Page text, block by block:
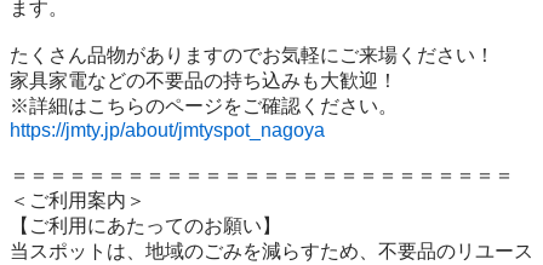
ます。
たくさん品物がありますのでお気軽にご来場ください！
家具家電などの不要品の持ち込みも大歓迎！
https://jmty.jp/about/jmtyspot_nagoya
＝＝＝＝＝＝＝＝＝＝＝＝＝＝＝＝＝＝＝＝＝＝＝＝＝＝
＜ご利用案内＞
【ご利用にあたってのお願い】
当スポットは、地域のごみを減らすため、不要品のリユース